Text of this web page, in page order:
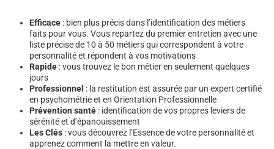
Efficace : bien plus précis dans l’identification des métiers
faits pour vous. Vous repartez du premier entretien avec une
liste précise de 10 à 50 métiers qui correspondent à votre
personnalité et répondent à vos motivations
Rapide : vous trouvez le bon métier en seulement quelques
jours
Professionnel : la restitution est assurée par un expert certifié
en psychométrie et en Orientation Professionnelle
Prévention santé : identification de vos propres leviers de
sérénité et d’épanouissement
Les Clés : vous découvrez l’Essence de votre personnalité et
apprenez comment la mettre en valeur.